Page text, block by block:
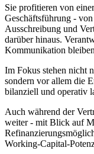
Sie profitieren von
Geschäftsführung -
Ausschreibung und
darüber hinaus.
Kommunikation
Im Fokus stehen nicht
sondern vor allem die
bilanziell und operativ
Auch während der
weiter - mit Blick auf
Working-Capital-